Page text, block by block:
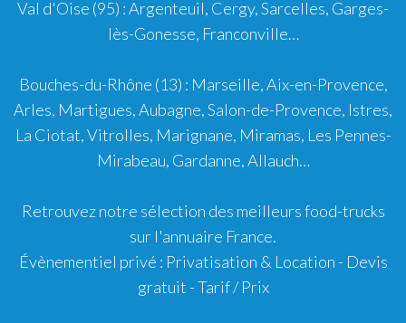
Val d'Oise (95) :Argenteuil, Cergy,Sarcelles, Garges-
lès-Gonesse, Franconville…
Bouches-du-Rhône (13) : Marseille,Aix-en-Provence,
Arles, Martigues,Aubagne,Salon-de-Provence, Istres,
La Ciotat,Vitrolles, Marignane, Miramas, Les Pennes-
Mirabeau, Gardanne,Allauch…
Retrouvez notre sélection des meilleurs food-trucks
sur l'annuaire France.
Évènementiel privé : Privatisation & Location - Devis
gratuit - Tarif / Prix